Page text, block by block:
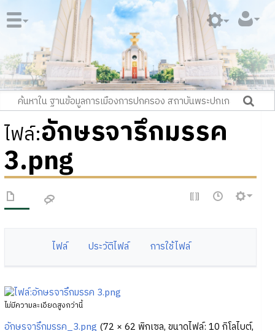
ไฟล์:อักษรจารึกมรรค
3.png
ไฟล์ ประวัติไฟล์ การใช้ไฟล์
ไม่มีความละเอียดสูงกว่านี้
อักษรจารึกมรรค_3.png (72 × 62 พิกเซล, ขนาดไฟล์: 10 กิโลไบต์,